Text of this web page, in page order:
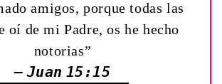
amigos, porque todas las
oí de mi Padre, os he hecho
notorias”
— Juan 15:15